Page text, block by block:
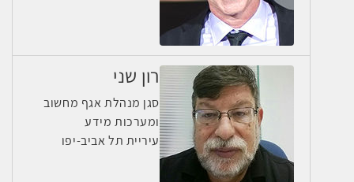
רון שני
סגן מנהלת אגף מחשוב
ומערכות מידע
עיריית תל אביב-יפו